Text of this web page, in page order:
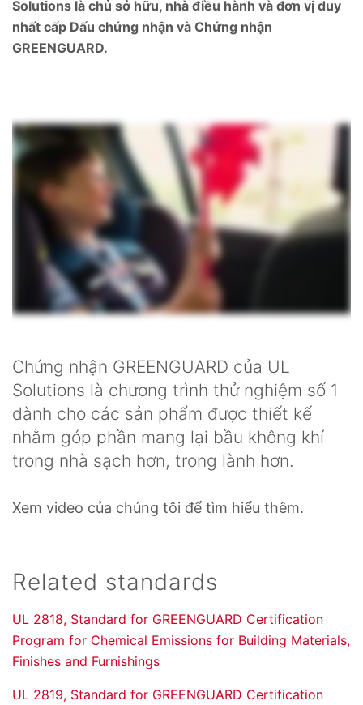
Solutions là chủ sở hữu, nhà điều hành và đơn vị duy
nhất cấp Dấu chứng nhận và Chứng nhận
GREENGUARD.
Chứng nhận GREENGUARD của UL
Solutions là chương trình thử nghiệm số 1
dành cho các sản phẩm được thiết kế
nhằm góp phần mang lại bầu không khí
trong nhà sạch hơn, trong lành hơn.
Xem video của chúng tôi để tìm hiểu thêm.
Related standards
UL 2818, Standard for GREENGUARD Certification
Program for Chemical Emissions for Building Materials,
Finishes and Furnishings
UL 2819, Standard for GREENGUARD Certification